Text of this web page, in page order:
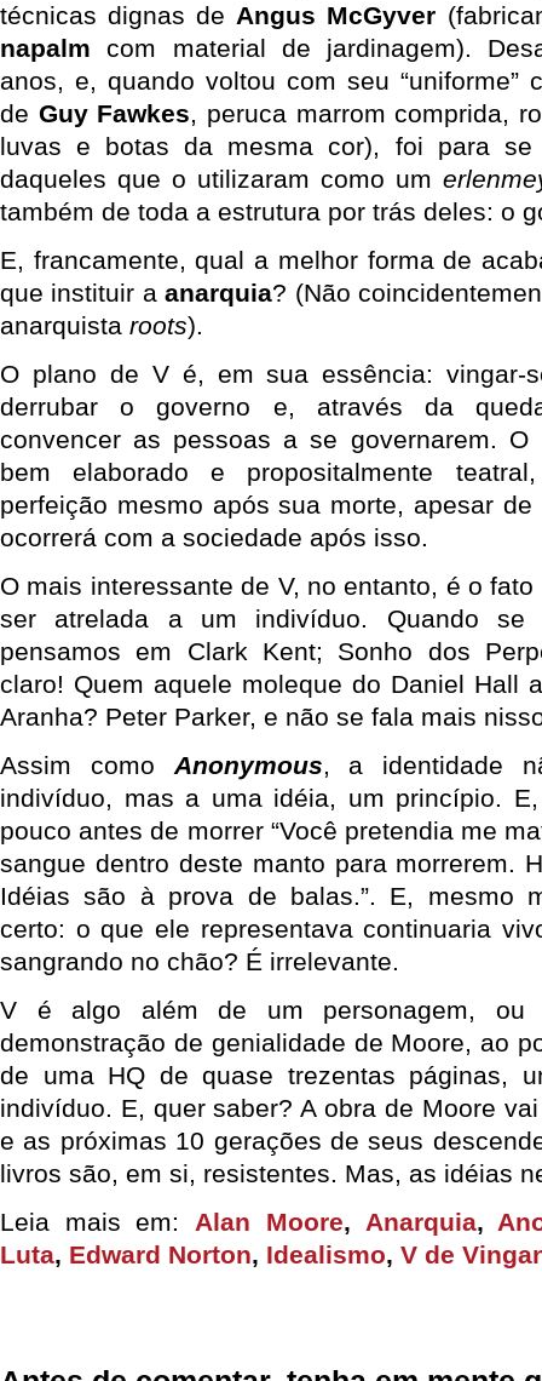
técnicas dignas de Angus McGyver
napalm com material de jardinagem).
anos, e, quando voltou com seu “uniforme”
de Guy Fawkes, peruca marrom comprida,
luvas e botas da mesma cor), foi para se
daqueles que o utilizaram como um
também de toda a estrutura por trás deles: o
E, francamente, qual a melhor forma de
que instituir aanarquia? (Não
anarquista roots).
O plano de V é, em sua essência: vingar-
derrubar o governo e, através da
convencer as pessoas a se governarem. O
bem elaborado e propositalmente
perfeição mesmo após sua morte, apesar
ocorrerá com a sociedade após isso.
O mais interessante de V, no entanto, é o
ser atrelada a um indivíduo. Quando se
pensamos em Clark Kent; Sonho dos
claro! Quem aquele moleque do Daniel Hall
Aranha? Peter Parker, e não se fala mais
Assim como Anonymous, a identidade
indivíduo, mas a uma idéia, um princípio.
pouco antes de morrer “Você pretendia me
sangue dentro deste manto para morrerem.
Idéias são à prova de balas.”. E, mesmo
certo: o que ele representava continuaria
sangrando no chão? É irrelevante.
V é algo além de um personagem, ou
demonstração de genialidade de Moore, ao
de uma HQ de quase trezentas páginas,
indivíduo. E, quer saber? A obra de Moore
e as próximas 10 gerações de seus
livros são, em si, resistentes. Mas, as idéias
Leia mais em: Alan Moore, Anarquia,
Luta, Edward Norton, Idealismo, V de